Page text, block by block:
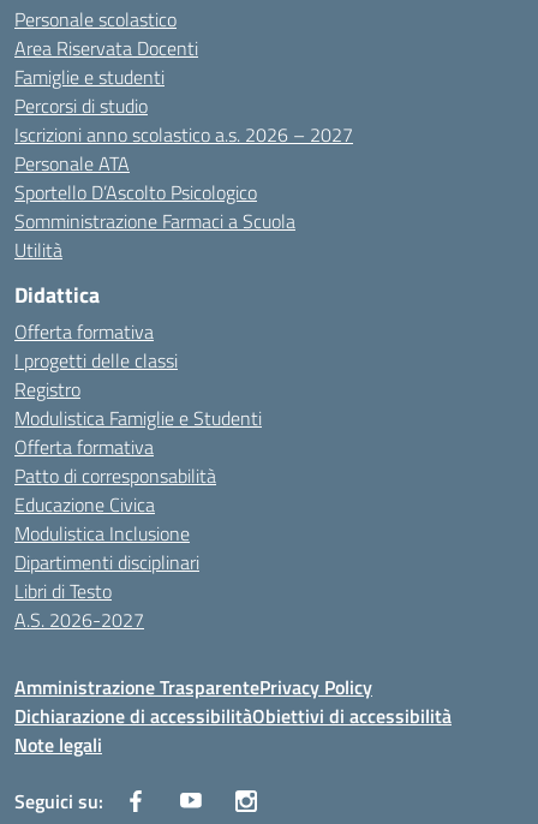
Personale scolastico
Area Riservata Docenti
Famiglie e studenti
Percorsi di studio
Iscrizioni anno scolastico a.s. 2026 – 2027
Personale ATA
Sportello D’Ascolto Psicologico
Somministrazione Farmaci a Scuola
Utilità
Didattica
Offerta formativa
I progetti delle classi
Registro
Modulistica Famiglie e Studenti
Offerta formativa
Patto di corresponsabilità
Educazione Civica
Modulistica Inclusione
Dipartimenti disciplinari
Libri di Testo
A.S. 2026-2027
Amministrazione TrasparentePrivacy Policy
Dichiarazione di accessibilitàObiettivi di accessibilità
Note legali
Seguici su: